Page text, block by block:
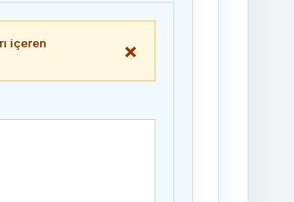
içeren
×